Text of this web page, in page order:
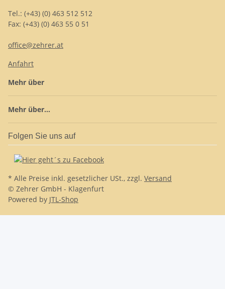
Tel.: (+43) (0) 463 512 512
Fax: (+43) (0) 463 55 0 51
office@zehrer.at
Anfahrt
Mehr über
Mehr über...
Folgen Sie uns auf
* Alle Preise inkl. gesetzlicher USt., zzgl. Versand
© Zehrer GmbH - Klagenfurt
Powered by JTL-Shop